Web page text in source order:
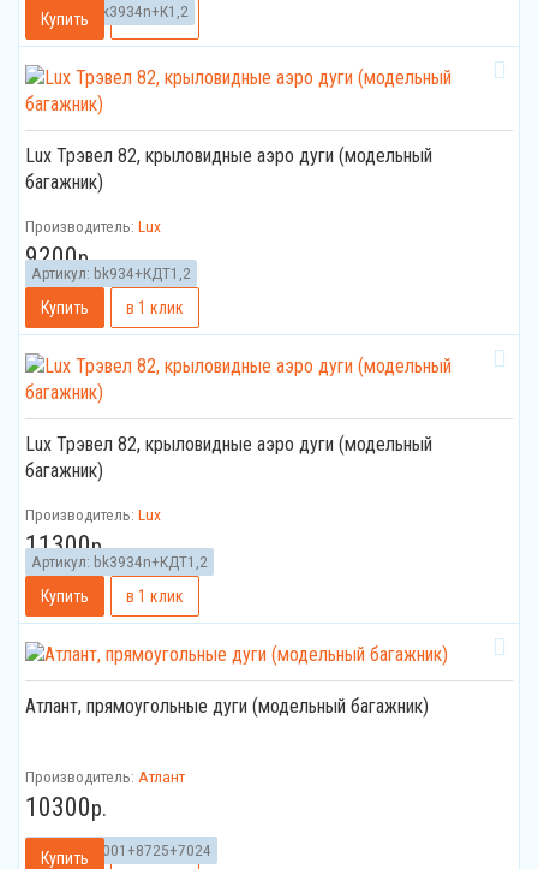
Артикул: bk3934n+К1,2
Lux Трэвел 82, крыловидные аэро дуги (модельный
багажник)
Артикул: bk934+КДТ1,2
Производитель: Lux
9200р.
Lux Трэвел 82, крыловидные аэро дуги (модельный
багажник)
Артикул: bk3934n+КДТ1,2
Производитель: Lux
11300р.
Атлант, прямоугольные дуги (модельный багажник)
Артикул: 7001+8725+7024
Производитель: Атлант
10300р.